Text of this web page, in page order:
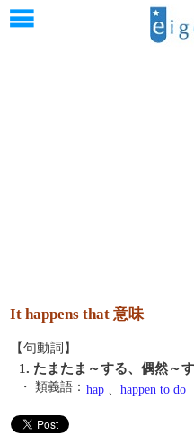
It happens that 意味
【句動詞】
1. たまたま～する、偶然～
・ 類義語： hap 、 happen to do